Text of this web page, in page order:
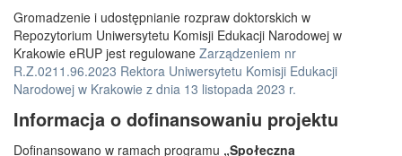
Gromadzenie i udostępnianie rozpraw doktorskich w
Repozytorium Uniwersytetu Komisji Edukacji Narodowej w
Krakowie eRUP jest regulowane Zarządzeniem nr
R.Z.0211.96.2023 Rektora Uniwersytetu Komisji Edukacji
Narodowej w Krakowie z dnia 13 listopada 2023 r.
Informacja o dofinansowaniu projektu
Dofinansowano w ramach programu „Społeczna